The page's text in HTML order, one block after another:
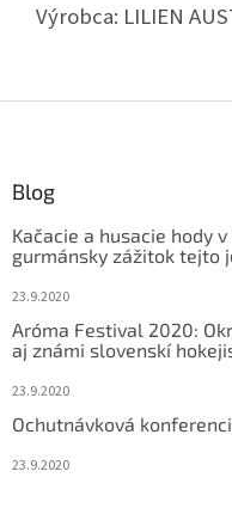
Výrobca: LILIEN
Blog
Kačacie a husacie hody
gurmánsky zážitok tejto
23.9.2020
Aróma Festival 2020:
aj známi slovenskí
23.9.2020
Ochutnávková
23.9.2020